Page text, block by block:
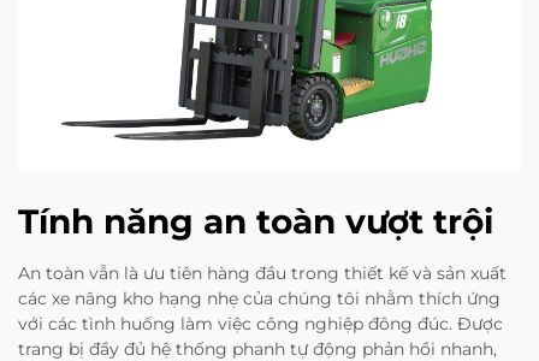
Tính năng an toàn vượt trội
An toàn vẫn là ưu tiên hàng đầu trong thiết kế và sản xuất
các xe nâng kho hạng nhẹ của chúng tôi nhằm thích ứng
với các tình huống làm việc công nghiệp đông đúc. Được
trang bị đầy đủ hệ thống phanh tự động phản hồi nhanh,